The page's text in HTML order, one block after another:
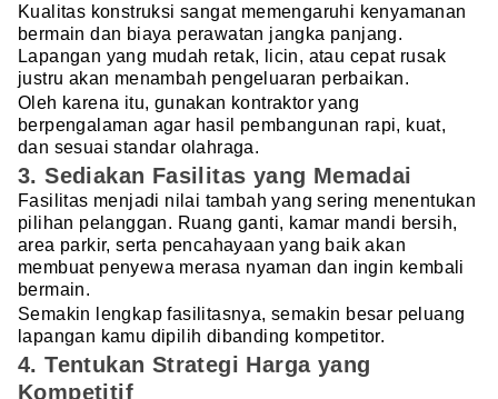
Kualitas konstruksi sangat memengaruhi kenyamanan
bermain dan biaya perawatan jangka panjang.
Lapangan yang mudah retak, licin, atau cepat rusak
justru akan menambah pengeluaran perbaikan.
Oleh karena itu, gunakan kontraktor yang
berpengalaman agar hasil pembangunan rapi, kuat,
dan sesuai standar olahraga.
3. Sediakan Fasilitas yang Memadai
Fasilitas menjadi nilai tambah yang sering menentukan
pilihan pelanggan. Ruang ganti, kamar mandi bersih,
area parkir, serta pencahayaan yang baik akan
membuat penyewa merasa nyaman dan ingin kembali
bermain.
Semakin lengkap fasilitasnya, semakin besar peluang
lapangan kamu dipilih dibanding kompetitor.
4. Tentukan Strategi Harga yang
Kompetitif